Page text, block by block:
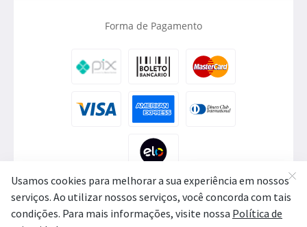
Forma de Pagamento